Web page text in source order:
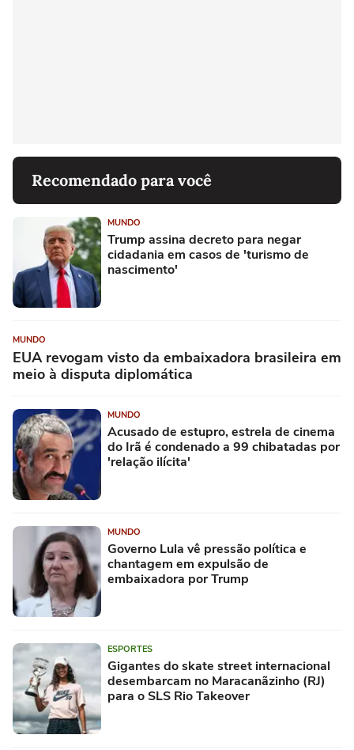
Recomendado para você
MUNDO
Trump assina decreto para negar
cidadania em casos de 'turismo de
nascimento'
MUNDO
EUA revogam visto da embaixadora brasileira em
meio à disputa diplomática
MUNDO
Acusado de estupro, estrela de cinema
do Irã é condenado a 99 chibatadas por
'relação ilícita'
MUNDO
Governo Lula vê pressão política e
chantagem em expulsão de
embaixadora por Trump
ESPORTES
Gigantes do skate street internacional
desembarcam no Maracanãzinho (RJ)
para o SLS Rio Takeover